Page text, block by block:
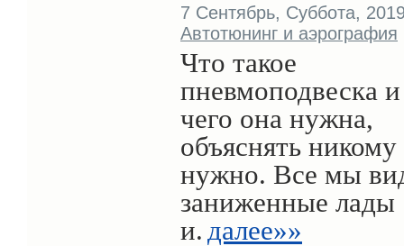
7 Сентябрь, Суббота,
Автотюнинг и аэрография
Что такое
пневмоподвеска
чего она нужна,
объяснять никому
нужно. Все мы
заниженные лады
и. далее»»